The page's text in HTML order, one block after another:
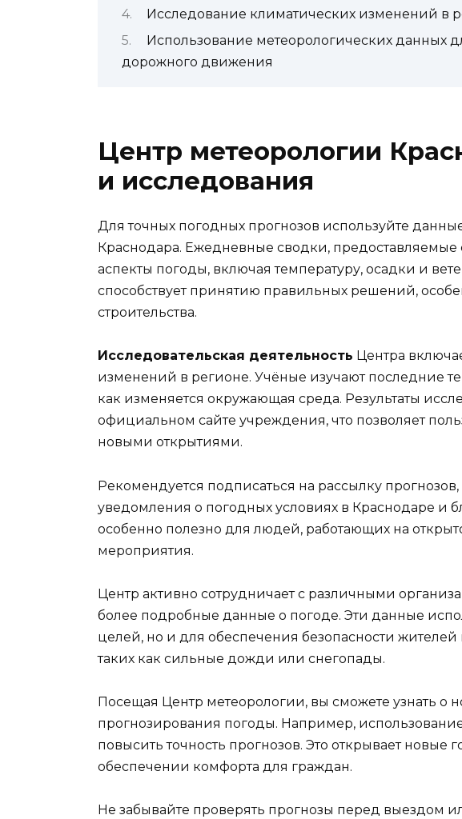
Исследование климатических изменений в
Использование метеорологических данных
дорожного движения
Центр метеорологии
и исследования
Для точных погодных прогнозов используйте
Краснодара. Ежедневные сводки, предоставляемые
аспекты погоды, включая температуру, осадки и
способствует принятию правильных решений,
строительства.
Исследовательская деятельность Центра
изменений в регионе. Учёные изучают последние
как изменяется окружающая среда. Результаты
официальном сайте учреждения, что позволяет
новыми открытиями.
Рекомендуется подписаться на рассылку
уведомления о погодных условиях в Краснодаре и
особенно полезно для людей, работающих на
мероприятия.
Центр активно сотрудничает с различными
более подробные данные о погоде. Эти данные
целей, но и для обеспечения безопасности жителей
таких как сильные дожди или снегопады.
Посещая Центр метеорологии, вы сможете узнать о
прогнозирования погоды. Например,
повысить точность прогнозов. Это открывает новые
обеспечении комфорта для граждан.
Не забывайте проверять прогнозы перед выездом